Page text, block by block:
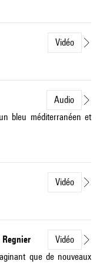
Vidéo
Audio
bleu méditerranéen et
Vidéo
Vidéo
que de nouveaux